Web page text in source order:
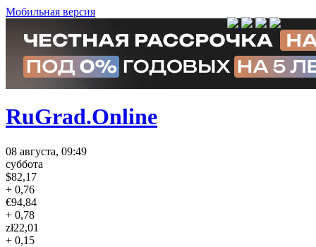
Мобильная версия
RuGrad.Online
08 августа, 09:49
суббота
$82,17
+ 0,76
€94,84
+ 0,78
zł22,01
+ 0,15